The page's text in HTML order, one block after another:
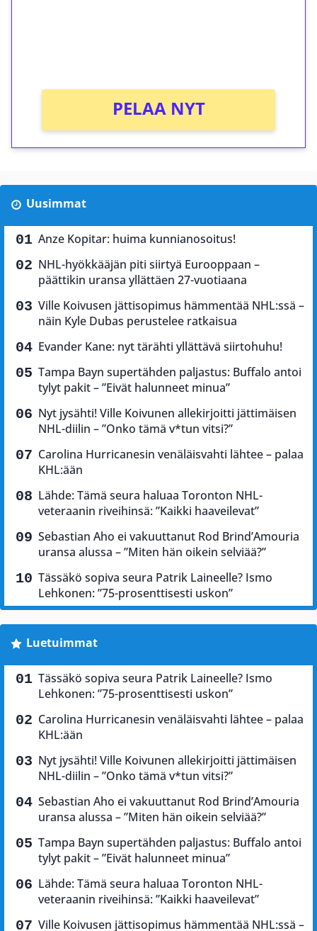
PELAA NYT
Uusimmat
Anze Kopitar: huima kunnianosoitus!
NHL-hyökkääjän piti siirtyä Eurooppaan –
päättikin uransa yllättäen 27-vuotiaana
Ville Koivusen jättisopimus hämmentää NHL:ssä –
näin Kyle Dubas perustelee ratkaisua
Evander Kane: nyt tärähti yllättävä siirtohuhu!
Tampa Bayn supertähden paljastus: Buffalo antoi
tylyt pakit – ”Eivät halunneet minua”
Nyt jysähti! Ville Koivunen allekirjoitti jättimäisen
NHL-diilin – ”Onko tämä v*tun vitsi?”
Carolina Hurricanesin venäläisvahti lähtee – palaa
KHL:ään
Lähde: Tämä seura haluaa Toronton NHL-
veteraanin riveihinsä: ”Kaikki haaveilevat”
Sebastian Aho ei vakuuttanut Rod Brind’Amouria
uransa alussa – ”Miten hän oikein selviää?”
Tässäkö sopiva seura Patrik Laineelle? Ismo
Lehkonen: ”75-prosenttisesti uskon”
Luetuimmat
Tässäkö sopiva seura Patrik Laineelle? Ismo
Lehkonen: ”75-prosenttisesti uskon”
Carolina Hurricanesin venäläisvahti lähtee – palaa
KHL:ään
Nyt jysähti! Ville Koivunen allekirjoitti jättimäisen
NHL-diilin – ”Onko tämä v*tun vitsi?”
Sebastian Aho ei vakuuttanut Rod Brind’Amouria
uransa alussa – ”Miten hän oikein selviää?”
Tampa Bayn supertähden paljastus: Buffalo antoi
tylyt pakit – ”Eivät halunneet minua”
Lähde: Tämä seura haluaa Toronton NHL-
veteraanin riveihinsä: ”Kaikki haaveilevat”
Ville Koivusen jättisopimus hämmentää NHL:ssä –